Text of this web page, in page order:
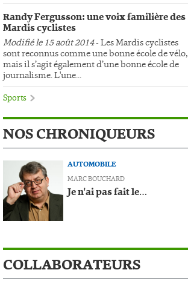
Randy Fergusson: une voix familière des
Mardis cyclistes
Modifié le 15 août 2014- Les Mardis cyclistes
sont reconnus comme une bonne école de vélo,
mais il s’agit également d’une bonne école de
journalisme. L'une...
Sports
NOS CHRONIQUEURS
AUTOMOBILE
MARC BOUCHARD
Je n'ai pas fait le…
COLLABORATEURS